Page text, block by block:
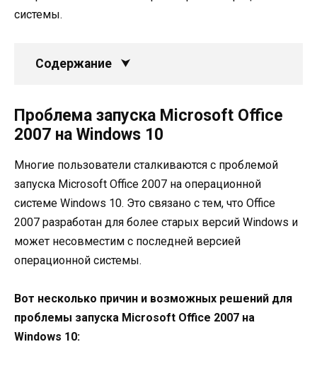
системы.
Содержание
Проблема запуска Microsoft Office
2007 на Windows 10
Многие пользователи сталкиваются с проблемой
запуска Microsoft Office 2007 на операционной
системе Windows 10. Это связано с тем, что Office
2007 разработан для более старых версий Windows и
может несовместим с последней версией
операционной системы.
Вот несколько причин и возможных решений для
проблемы запуска Microsoft Office 2007 на
Windows 10: